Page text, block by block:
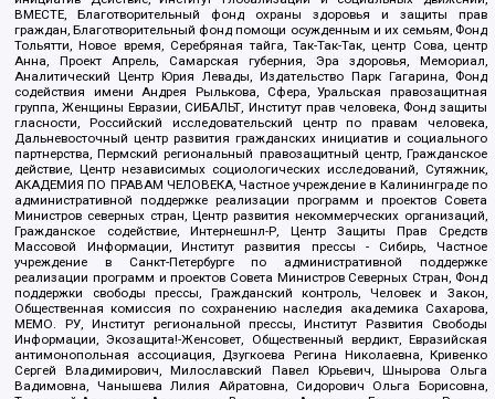
ВМЕСТЕ, Благотворительный фонд охраны здоровья и защиты прав
граждан, Благотворительный фонд помощи осужденным и их семьям, Фонд
Тольятти, Новое время, Серебряная тайга, Так-Так-Так, центр Сова, центр
Анна, Проект Апрель, Самарская губерния, Эра здоровья, Мемориал,
Аналитический Центр Юрия Левады, Издательство Парк Гагарина, Фонд
содействия имени Андрея Рылькова, Сфера, Уральская правозащитная
группа, Женщины Евразии, СИБАЛЬТ, Институт прав человека, Фонд защиты
гласности, Российский исследовательский центр по правам человека,
Дальневосточный центр развития гражданских инициатив и социального
партнерства, Пермский региональный правозащитный центр, Гражданское
действие, Центр независимых социологических исследований, Сутяжник,
АКАДЕМИЯ ПО ПРАВАМ ЧЕЛОВЕКА, Частное учреждение в Калининграде по
административной поддержке реализации программ и проектов Совета
Министров северных стран, Центр развития некоммерческих организаций,
Гражданское содействие, Интернешнл-Р, Центр Защиты Прав Средств
Массовой Информации, Институт развития прессы - Сибирь, Частное
учреждение в Санкт-Петербурге по административной поддержке
реализации программ и проектов Совета Министров Северных Стран, Фонд
поддержки свободы прессы, Гражданский контроль, Человек и Закон,
Общественная комиссия по сохранению наследия академика Сахарова,
МЕМО. РУ, Институт региональной прессы, Институт Развития Свободы
Информации, Экозащита!-Женсовет, Общественный вердикт, Евразийская
антимонопольная ассоциация, Дзугкоева Регина Николаевна, Кривенко
Сергей Владимирович, Милославский Павел Юрьевич, Шнырова Ольга
Вадимовна, Чанышева Лилия Айратовна, Сидорович Ольга Борисовна,